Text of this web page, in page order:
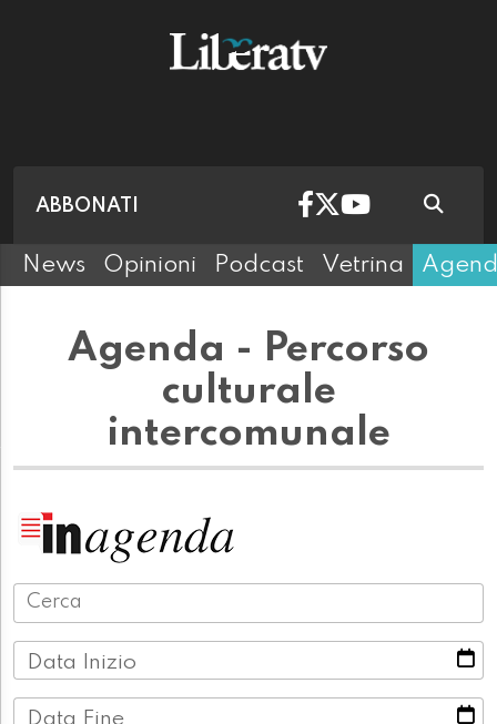
ABBONATI
News Opinioni Podcast Vetrina
Agenda - Percorso
culturale
intercomunale
Data Inizio
Data Fine